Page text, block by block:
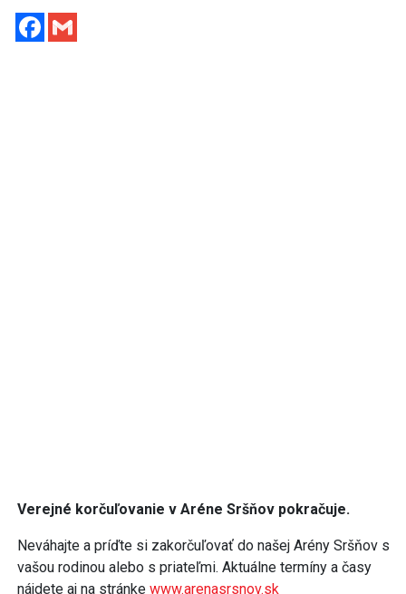
Facebook
Verejné korčuľovanie v Aréne Sršňov pokračuje.
Neváhajte a príďte si zakorčuľovať do našej Arény Sršňov s
vašou rodinou alebo s priateľmi. Aktuálne termíny a časy
nájdete aj na stránke www.arenasrsnov.sk